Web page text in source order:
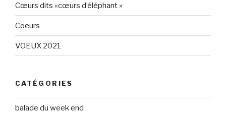
Cœurs dits «cœurs d’éléphant »
Coeurs
VOEUX 2021
CATÉGORIES
balade du week end